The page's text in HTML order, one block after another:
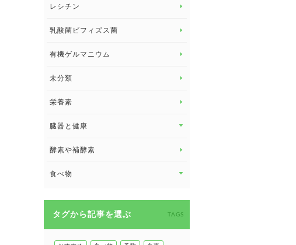
眼の健康
睡眠
レシチン
乳酸菌ビフィズス菌
有機ゲルマニウム
未分類
栄養素
臓器と健康
臓器と健康 トップ
甲状腺
酵素や補酵素
食べ物
健康食
タグから記事を選ぶ TAGS